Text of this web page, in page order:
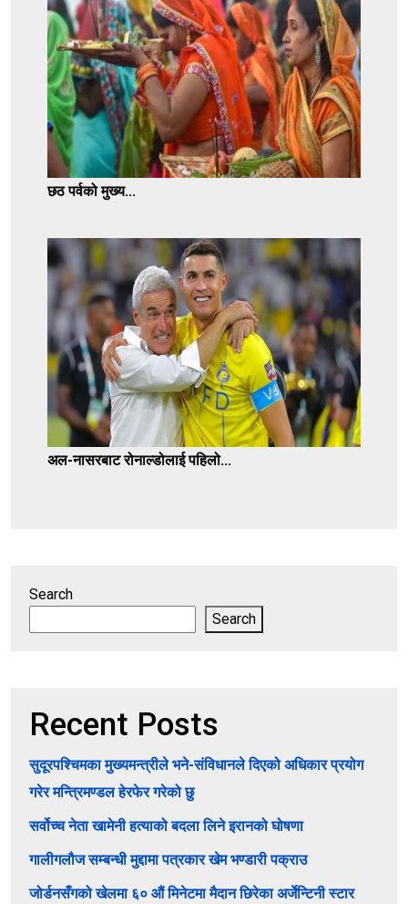
छठ पर्वको मुख्य...
अल-नासरबाट रोनाल्डोलाई पहिलो...
Search
Search
Recent Posts
सुदूरपश्चिमका मुख्यमन्त्रीले भने-संविधानले दिएको अधिकार प्रयोग
गरेर मन्त्रिमण्डल हेरफेर गरेको छु
सर्वोच्च नेता खामेनी हत्याको बदला लिने इरानको घोषणा
गालीगलौज सम्बन्धी मुद्दामा पत्रकार खेम भण्डारी पक्राउ
जोर्डनसँगको खेलमा ६० औं मिनेटमा मैदान छिरेका अर्जेन्टिनी स्टार